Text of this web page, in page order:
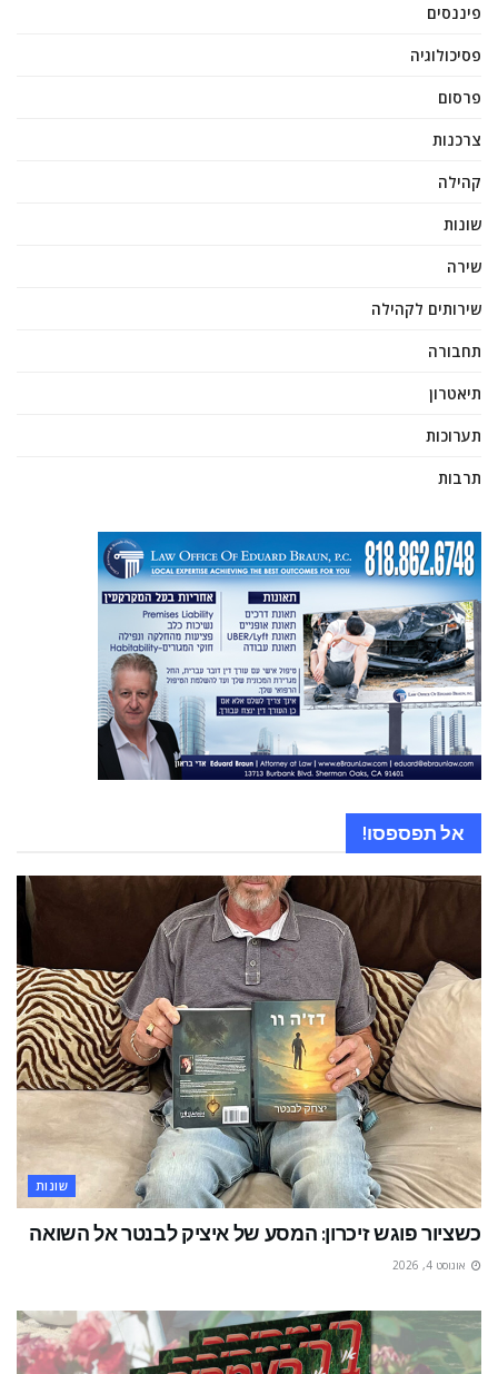
פיננסים
פסיכולוגיה
פרסום
צרכנות
קהילה
שונות
שירה
שירותים לקהילה
תחבורה
תיאטרון
תערוכות
תרבות
אל תפספסו!
שונות
כשציור פוגש זיכרון: המסע של איציק לבנטר אל השואה
אוגוסט 4, 2026